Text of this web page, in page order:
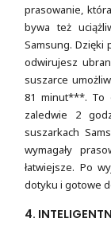
prasowanie,
bywa też
Samsung. Dzięki
odwirujesz
suszarce
81 minut***. To
zaledwie 2
suszarkach
wymagały
łatwiejsze. Po
dotyku i gotowe
4.